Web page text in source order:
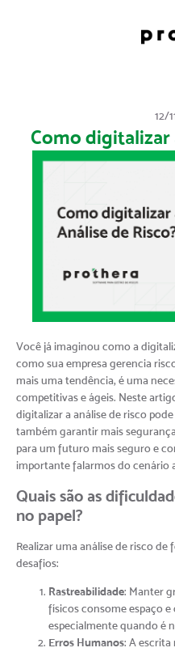
12/
Como digitalizar
Você já imaginou como a
como sua empresa gerencia
mais uma tendência, é uma
competitivas e ágeis. Neste
digitalizar a análise de risco
também garantir mais
para um futuro mais seguro e
importante falarmos do cenário
Quais são as
no papel?
Realizar uma análise de risco
desafios:
Rastreabilidade: Manter
físicos consome espaço
especialmente quando é
Erros Humanos: A escrita